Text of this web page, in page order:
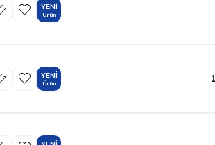
YENI
Ürün
YENI
Ürün